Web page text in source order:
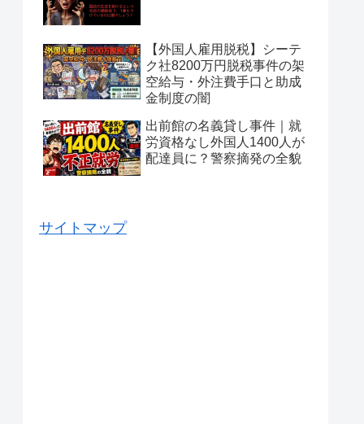
【外国人雇用脱税】シーテ
ク社8200万円脱税事件の架
空給与・外注費手口と助成
金制度の闇
出前館の名義貸し事件｜就
労資格なし外国人1400人が
配達員に？警察摘発の全貌
サイトマップ